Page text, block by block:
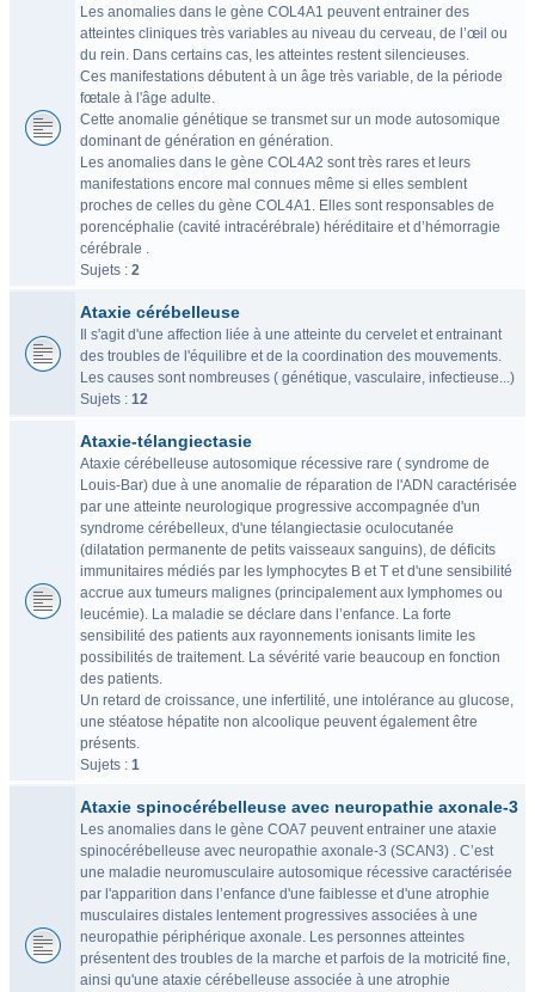
Les anomalies dans le gène COL4A1 peuvent entrainer des
atteintes cliniques très variables au niveau du cerveau, de l’œil ou
du rein. Dans certains cas, les atteintes restent silencieuses.
Ces manifestations débutent à un âge très variable, de la période
fœtale à l'âge adulte.
Cette anomalie génétique se transmet sur un mode autosomique
dominant de génération en génération.
Les anomalies dans le gène COL4A2 sont très rares et leurs
manifestations encore mal connues même si elles semblent
proches de celles du gène COL4A1. Elles sont responsables de
porencéphalie (cavité intracérébrale) héréditaire et d’hémorragie
cérébrale .
Sujets : 2
Ataxie cérébelleuse
Il s'agit d'une affection liée à une atteinte du cervelet et entrainant
des troubles de l'équilibre et de la coordination des mouvements.
Les causes sont nombreuses ( génétique, vasculaire, infectieuse...)
Sujets : 12
Ataxie-télangiectasie
Ataxie cérébelleuse autosomique récessive rare ( syndrome de
Louis-Bar) due à une anomalie de réparation de l'ADN caractérisée
par une atteinte neurologique progressive accompagnée d'un
syndrome cérébelleux, d'une télangiectasie oculocutanée
(dilatation permanente de petits vaisseaux sanguins), de déficits
immunitaires médiés par les lymphocytes B et T et d'une sensibilité
accrue aux tumeurs malignes (principalement aux lymphomes ou
leucémie). La maladie se déclare dans l’enfance. La forte
sensibilité des patients aux rayonnements ionisants limite les
possibilités de traitement. La sévérité varie beaucoup en fonction
des patients.
Un retard de croissance, une infertilité, une intolérance au glucose,
une stéatose hépatite non alcoolique peuvent également être
présents.
Sujets : 1
Ataxie spinocérébelleuse avec neuropathie axonale-3
Les anomalies dans le gène COA7 peuvent entrainer une ataxie
spinocérébelleuse avec neuropathie axonale-3 (SCAN3) . C’est
une maladie neuromusculaire autosomique récessive caractérisée
par l'apparition dans l’enfance d'une faiblesse et d'une atrophie
musculaires distales lentement progressives associées à une
neuropathie périphérique axonale. Les personnes atteintes
présentent des troubles de la marche et parfois de la motricité fine,
ainsi qu'une ataxie cérébelleuse associée à une atrophie